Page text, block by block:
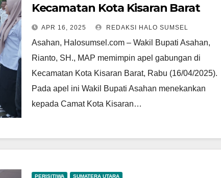
Kecamatan Kota Kisaran Barat
APR 16, 2025 REDAKSI HALO SUMSEL
Asahan, Halosumsel.com – Wakil Bupati Asahan,
Rianto, SH., MAP memimpin apel gabungan di
Kecamatan Kota Kisaran Barat, Rabu (16/04/2025).
Pada apel ini Wakil Bupati Asahan menekankan
kepada Camat Kota Kisaran…
PERISITIWA SUMATERA UTARA